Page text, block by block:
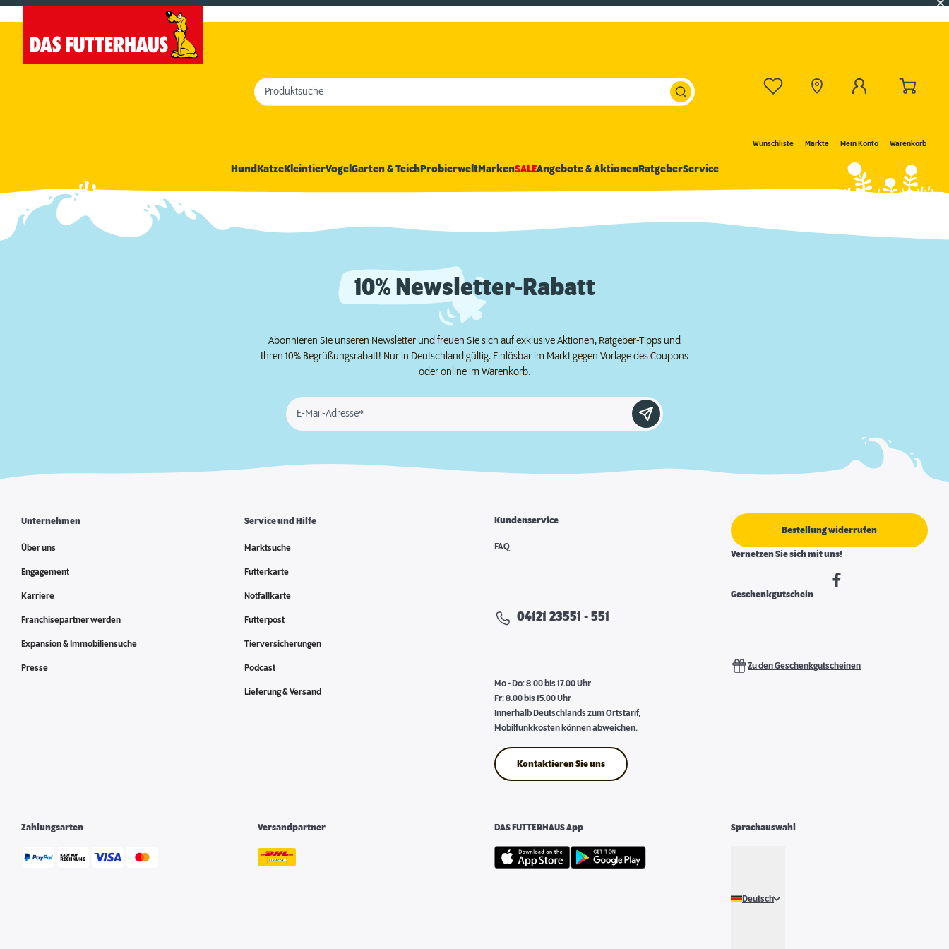
Wunschliste Märkte Mein Konto Warenkorb
Produktsuche
HundKatzeKleintierVogel Garten & TeichProbierweltMarkenSALEAngebote & AktionenRatgeberService
10% Newsletter-Rabatt
Abonnieren Sie unseren Newsletter und freuen Sie sich auf exklusive Aktionen, Ratgeber-Tipps und
Ihren 10% Begrüßungsrabatt! Nur in Deutschland gültig. Einlösbar im Markt gegen Vorlage des Coupons
oder online im Warenkorb.
E-Mail-Adresse*
Unternehmen
Über uns
Engagement
Karriere
Franchisepartner werden
Expansion & Immobiliensuche
Presse
Service und Hilfe
Marktsuche
Futterkarte
Notfallkarte
Futterpost
Tierversicherungen
Podcast
Lieferung & Versand
Kundenservice
FAQ
04121 23551 - 551
Mo - Do: 8.00 bis 17.00 Uhr
Fr: 8.00 bis 15.00 Uhr
Innerhalb Deutschlands zum Ortstarif,
Mobilfunkkosten können abweichen.
Kontaktieren Sie uns
Bestellung widerrufen
Vernetzen Sie sich mit uns!
Geschenkgutschein
Zu den Geschenkgutscheinen
Zahlungsarten Versandpartner DAS FUTTERHAUS App Sprachauswahl
Deutsch